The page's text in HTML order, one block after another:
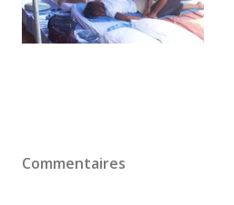
Commentaires